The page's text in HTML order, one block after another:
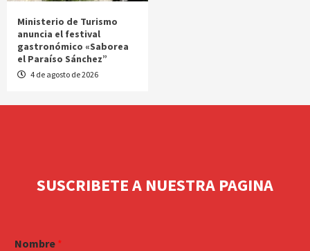
Ministerio de Turismo
anuncia el festival
gastronómico «Saborea
el Paraíso Sánchez”
4 de agosto de 2026
SUSCRIBETE A NUESTRA PAGINA
Nombre *